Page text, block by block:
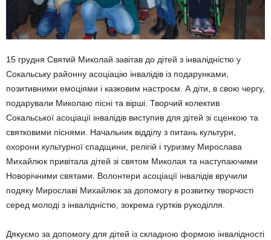
15 грудня Святий Миколай завітав до дітей з інвалідністю у
Сокальську районну асоціацію інвалідів із подарунками,
позитивними емоціями і казковим настроєм. А діти, в свою чергу,
подарували Миколаю пісні та вірші. Творчий колектив
Сокальської асоціації інвалідів виступив для дітей зі сценкою та
святковими піснями. Начальник відділу з питань культури,
охорони культурної спадщини, релігій і туризму Мирослава
Михайлюк привітала дітей зі святом Миколая та наступаючими
Новорічними святами. Волонтери асоціації інвалідів вручили
подяку Мирославі Михайлюк за допомогу в розвитку творчості
серед молоді з інвалідністю, зокрема гуртків рукоділля.
Дякуємо за допомогу для дітей із складною формою інвалідності